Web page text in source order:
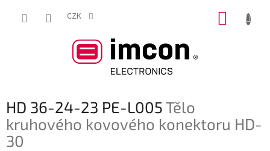
CZK
HD 36-24-23 PE-L005Tělo
kruhového kovového konektoru HD-
30